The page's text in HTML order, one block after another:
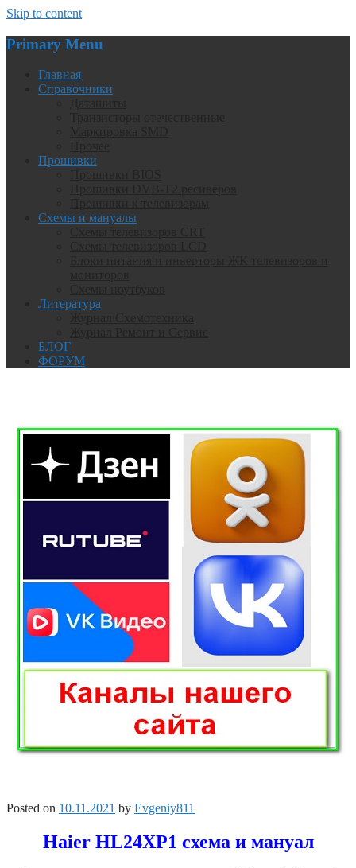
Skip to content
Primary Menu
Главная
Справочники
Прошивки
Схемы и мануалы
Литература
БЛОГ
ФОРУМ
Posted on 10.11.2021 by Evgeniy811
Haier HL24XP1 схема и мануал